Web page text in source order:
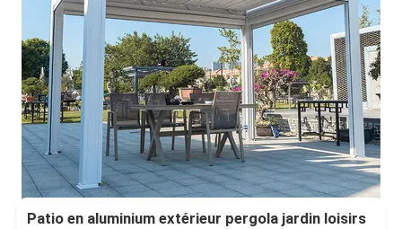
Patio en aluminium extérieur pergola jardin loisirs